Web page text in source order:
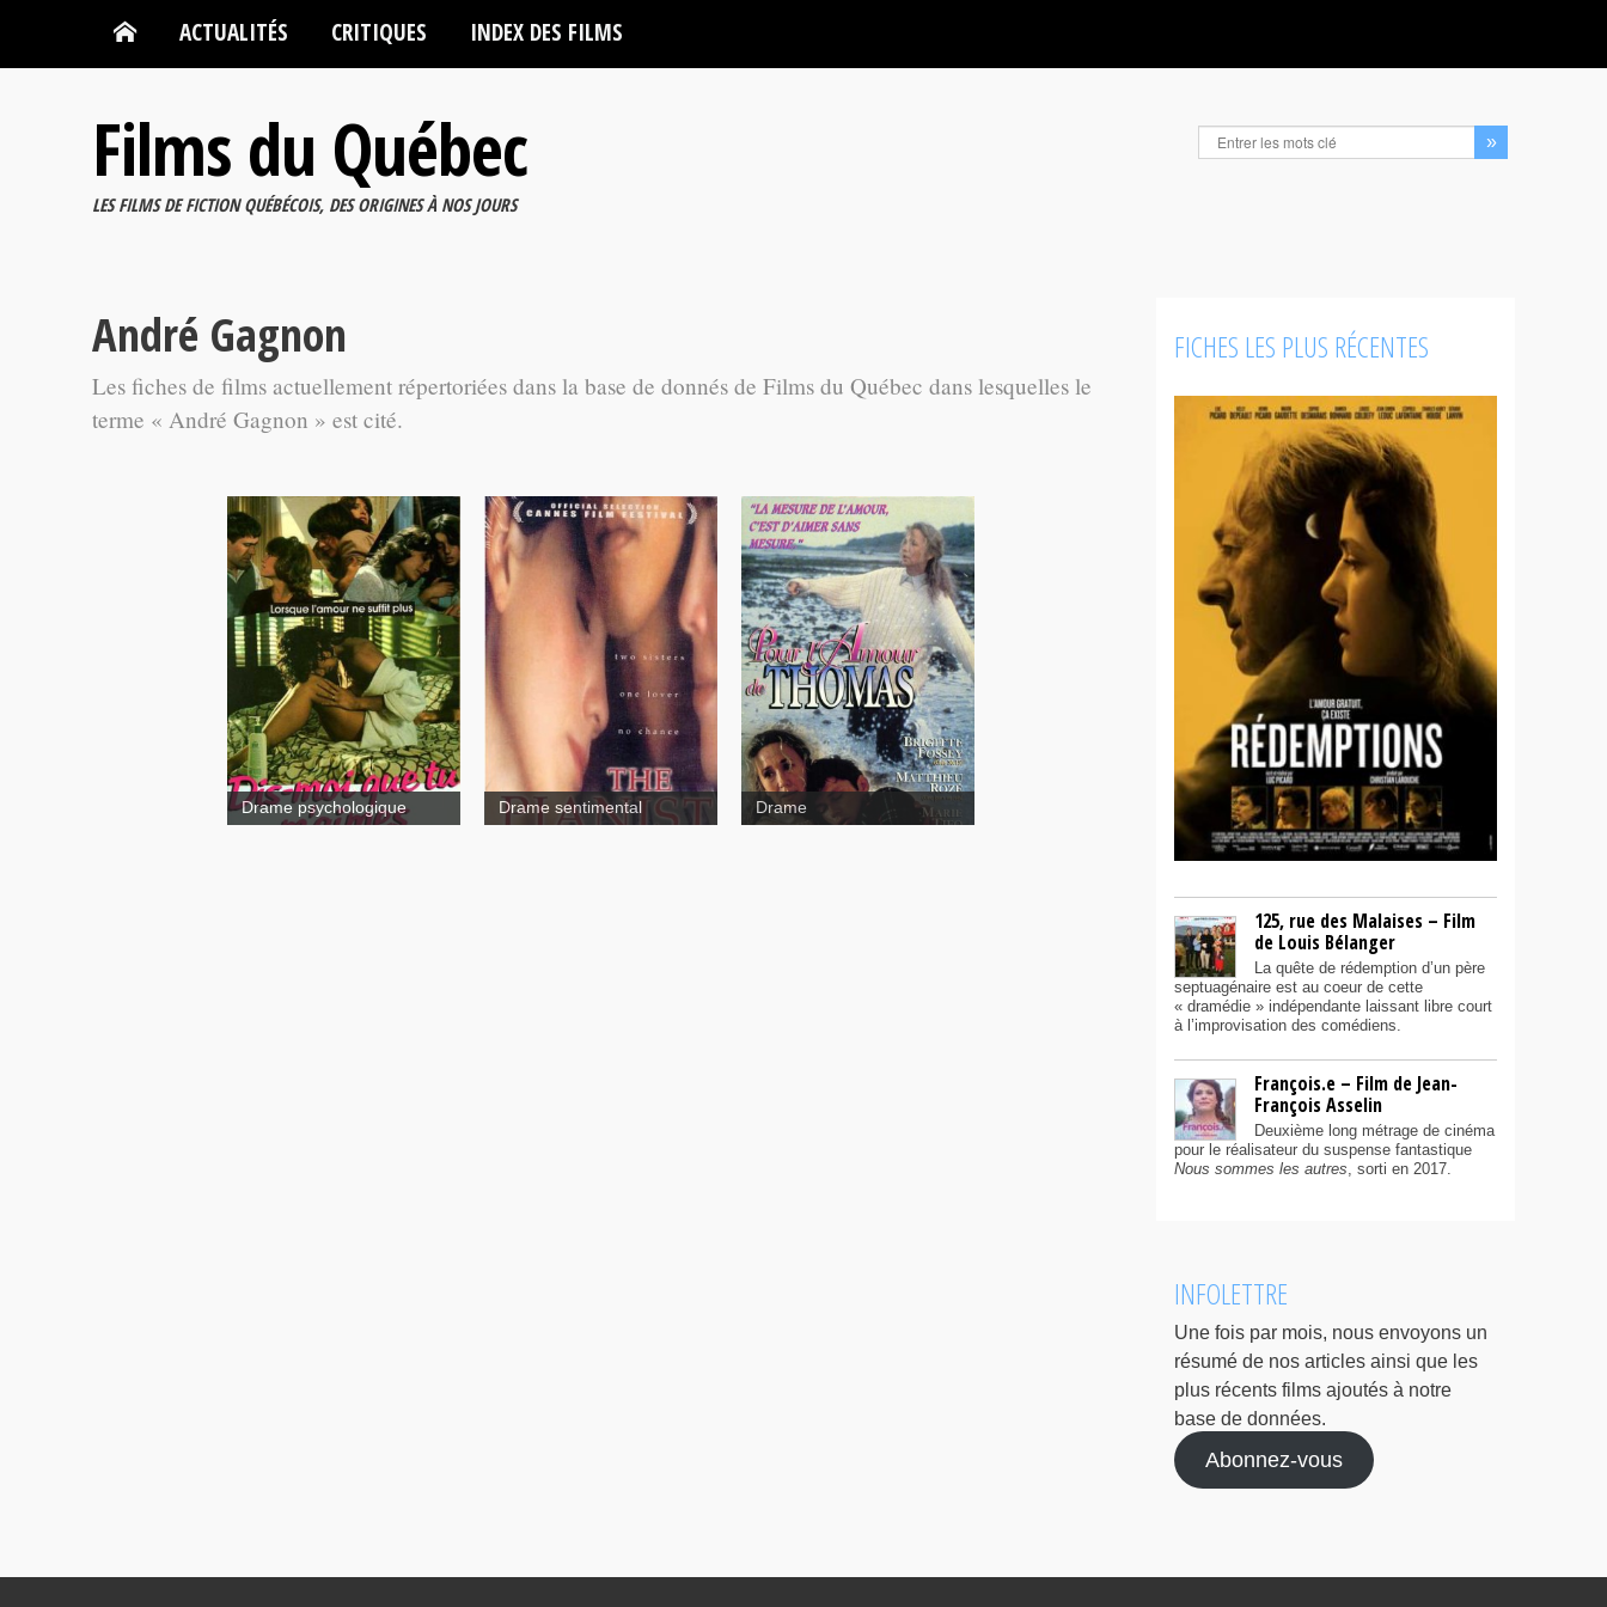
ACTUALITÉS CRITIQUES INDEX DES FILMS
Films du Québec
LES FILMS DE FICTION QUÉBÉCOIS, DES ORIGINES À NOS JOURS
André Gagnon
Les fiches de films actuellement répertoriées dans la base de donnés de Films du Québec dans lesquelles le
terme « André Gagnon » est cité.
Tell Me That
You Love Me
Drame psychologique Drame sentimental
Pour l'amour de
Thomas
Drame
FICHES LES PLUS RÉCENTES
125, rue des Malaises – Film
de Louis Bélanger
La quête de rédemption d’un père
septuagénaire est au coeur de cette
« dramédie » indépendante laissant libre court
à l’improvisation des comédiens.
François.e – Film de Jean-
François Asselin
Deuxième long métrage de cinéma
pour le réalisateur du suspense fantastique
Nous sommes les autres, sorti en 2017.
INFOLETTRE
Une fois par mois, nous envoyons un
résumé de nos articles ainsi que les
plus récents films ajoutés à notre
base de données.
Abonnez-vous